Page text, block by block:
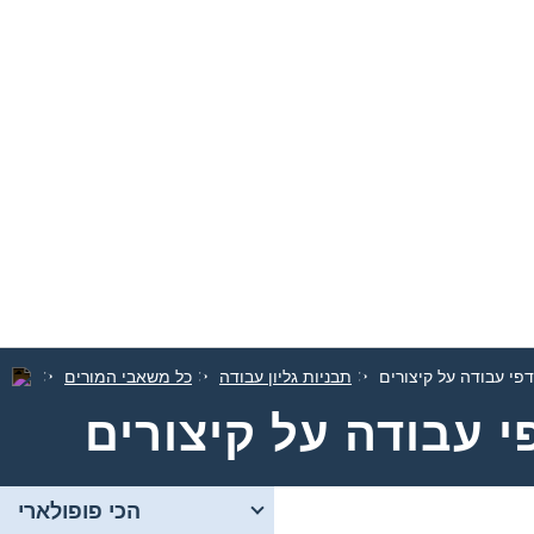
כל משאבי המורים תבניות גליון עבודה דפי עבודה על קיצורים
עבודה על קיצורים
הכי פופולארי